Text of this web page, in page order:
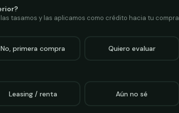
tasamos y las aplicamos como crédito hacia tu compra
No, primera compra Quiero evaluar
Leasing / renta Aún no sé